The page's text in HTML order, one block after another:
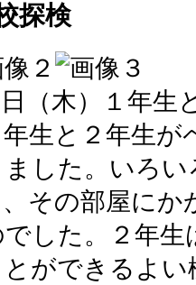
探検
（木）１年生
生と２年生
した。いろ
、その部屋に
した。２年
ができるよ